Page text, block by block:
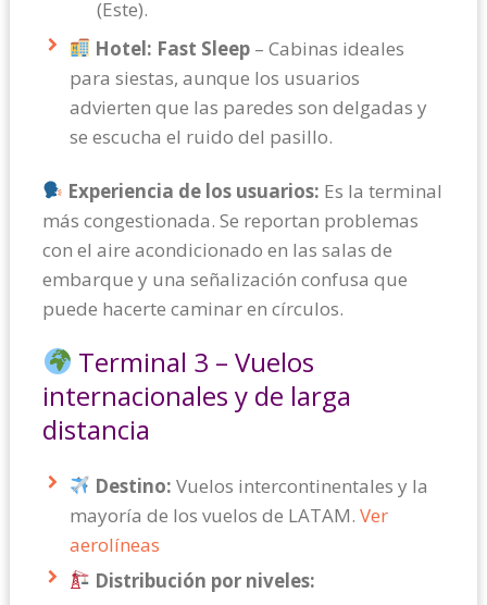
(Este).
Hotel: Fast Sleep – Cabinas ideales
para siestas, aunque los usuarios
advierten que las paredes son delgadas y
se escucha el ruido del pasillo.
Experiencia de los usuarios: Es la terminal
más congestionada. Se reportan problemas
con el aire acondicionado en las salas de
embarque y una señalización confusa que
puede hacerte caminar en círculos.
Terminal 3 – Vuelos
internacionales y de larga
distancia
Destino: Vuelos intercontinentales y la
mayoría de los vuelos de LATAM. Ver
aerolíneas
Distribución por niveles: